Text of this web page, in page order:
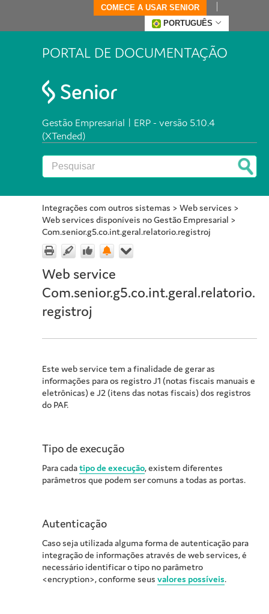
COMECE A USAR SENIOR
PORTUGUÊS
PORTAL DE DOCUMENTAÇÃO
Gestão Empresarial | ERP - versão 5.10.4
(XTended)
Integrações com outros sistemas > Web services >
Web services disponíveis no Gestão Empresarial >
Com.senior.g5.co.int.geral.relatorio.registroj
Web service
Com.senior.g5.co.int.geral.relatorio.
registroj
Este web service tem a finalidade de gerar as
informações para os registro J1 (notas fiscais manuais e
eletrônicas) e J2 (itens das notas fiscais) dos registros
do PAF.
Tipo de execução
Para cadatipo de execução, existem diferentes
parâmetros que podem ser comuns a todas as portas.
Autenticação
Caso seja utilizada alguma forma de autenticação para
integração de informações através de web services, é
necessário identificar o tipo no parâmetro
<encryption>, conforme seus valores possíveis.